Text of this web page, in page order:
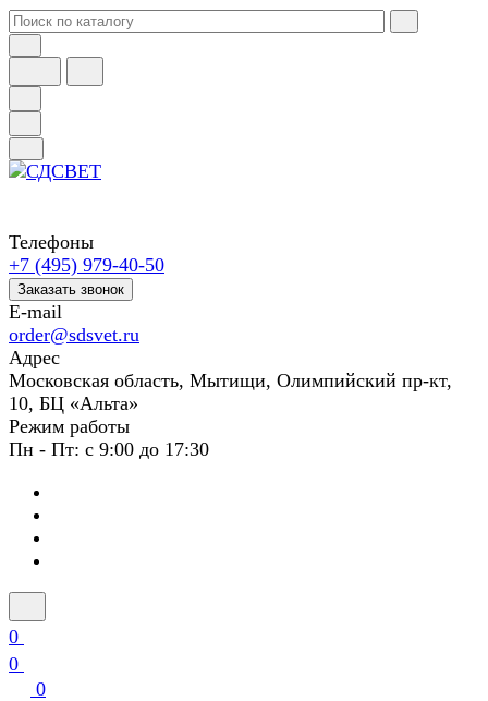
Телефоны
+7 (495) 979-40-50
Заказать звонок
E-mail
order@sdsvet.ru
Адрес
Московская область, Мытищи, Олимпийский пр-кт,
10, БЦ «Альта»
Режим работы
Пн - Пт: с 9:00 до 17:30
0
0
0